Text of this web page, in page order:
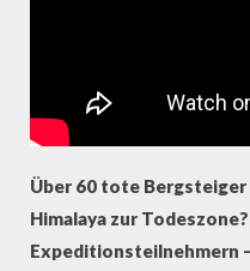
Über 60 tote Bergsteiger
Himalaya zur
Expeditionsteilnehmern